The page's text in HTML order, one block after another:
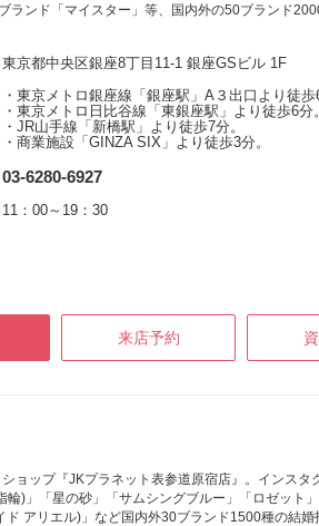
ランド「マイスター」等、国内外の50ブランド
東京都中央区銀座8丁目11-1 銀座GSビル 1F
・東京メトロ銀座線「銀座駅」A３出口より徒歩
・東京メトロ日比谷線「東銀座駅」より徒歩6分。
・JR山手線「新橋駅」より徒歩7分。
・商業施設「GINZA SIX」より徒歩3分。
03-6280-6927
11：00～19：30
来店予約
ョップ『JKプラネット表参道原宿店』。インスタ
輪)」「星の砂」「サムシングブルー」「ロゼット
アリエル)」など国内外30ブランド1500種の結